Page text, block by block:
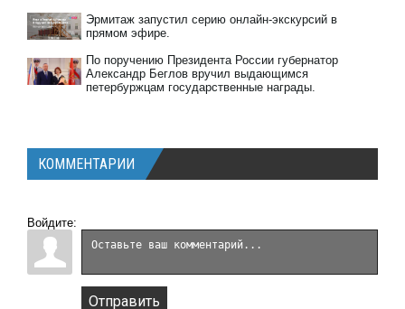
Эрмитаж запустил серию онлайн-экскурсий в
прямом эфире.
По поручению Президента России губернатор
Александр Беглов вручил выдающимся
петербуржцам государственные награды.
КОММЕНТАРИИ
Войдите:
Отправить